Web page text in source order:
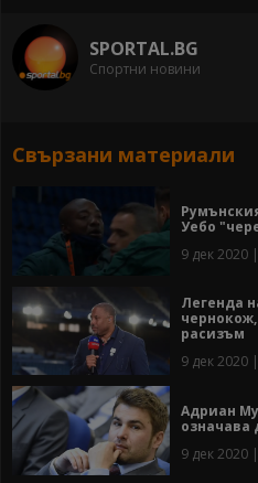
SPORTAL.BG
Спортни новини
Свързани материали
Уебо
9 дек 2020
Легенда
расизъм
9 дек 2020
Адриан
означава
9 дек 2020